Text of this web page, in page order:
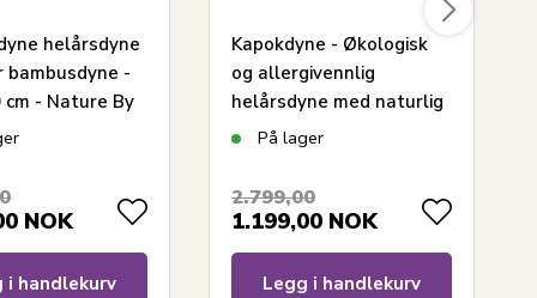
helårsdyne
bambusdyne -
cm - Nature By
NOK
i handlekurv
Kapokdyne - Økologisk
og allergivennlig
helårsdyne med naturlig
fyll - 150x210 cm -
kapokdyne
På lager
2.799,00
1.199,00 NOK
Legg i handlekurv